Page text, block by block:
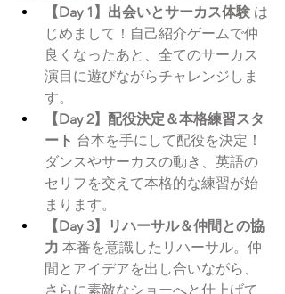
【Day 1】出会いとサーカス体験 は
じめまして！自己紹介ゲームで仲
良くなったあと、全てのサーカス
演目に遊びながらチャレンジしま
す。
【Day 2】配役決定＆本格練習スタ
ート 台本を手にして配役を決定！
ダンスやサーカスの動き、英語の
セリフを交えて本格的な練習が始
まります。
【Day 3】リハーサル＆仲間との協
力 本番を意識したリハーサル。仲
間とアイデアを出し合いながら、
さらに素敵なショーへと仕上げて